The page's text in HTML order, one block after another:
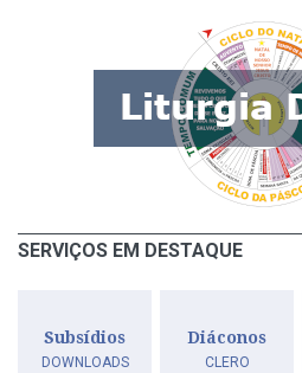
SERVIÇOS EM DESTAQUE
Subsídios
DOWNLOADS
Diáconos
CLERO